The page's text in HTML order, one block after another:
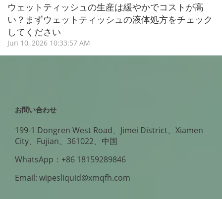
ウェットティッシュの生産は緩やかでコストが高
い？まずウェットティッシュの液体処方をチェック
してください
Jun 10, 2026 10:33:57 AM
お問い合わせ
199-1 Dongren West Road、Jimei District、Xiamen
City、Fujian、361022、中国
WhatsApp：+86 18159289846
Email: wipesliquid@xmqfh.com